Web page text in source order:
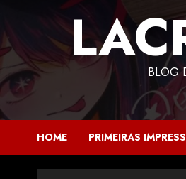
BLOG
HOME PRIMEIRAS